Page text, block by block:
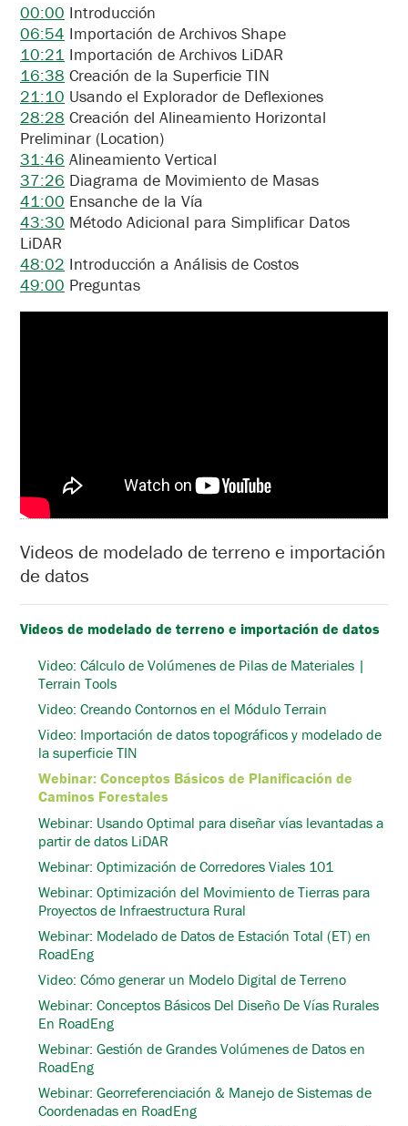
00:00 Introducción
06:54 Importación de Archivos Shape
10:21 Importación de Archivos LiDAR
16:38 Creación de la Superficie TIN
21:10 Usando el Explorador de Deflexiones
28:28 Creación del Alineamiento Horizontal
Preliminar (Location)
31:46 Alineamiento Vertical
37:26 Diagrama de Movimiento de Masas
41:00 Ensanche de la Vía
43:30 Método Adicional para Simplificar Datos
LiDAR
48:02 Introducción a Análisis de Costos
49:00 Preguntas
Videos de modelado de terreno e importación
de datos
Videos de modelado de terreno e importación de datos
Video: Cálculo de Volúmenes de Pilas de Materiales |
Terrain Tools
Video: Creando Contornos en el Módulo Terrain
Video: Importación de datos topográficos y modelado de
la superficie TIN
Webinar: Conceptos Básicos de Planificación de
Caminos Forestales
Webinar: Usando Optimal para diseñar vías levantadas a
partir de datos LiDAR
Webinar: Optimización de Corredores Viales 101
Webinar: Optimización del Movimiento de Tierras para
Proyectos de Infraestructura Rural
Webinar: Modelado de Datos de Estación Total (ET) en
RoadEng
Video: Cómo generar un Modelo Digital de Terreno
Webinar: Conceptos Básicos Del Diseño De Vías Rurales
En RoadEng
Webinar: Gestión de Grandes Volúmenes de Datos en
RoadEng
Webinar: Georreferenciación & Manejo de Sistemas de
Coordenadas en RoadEng